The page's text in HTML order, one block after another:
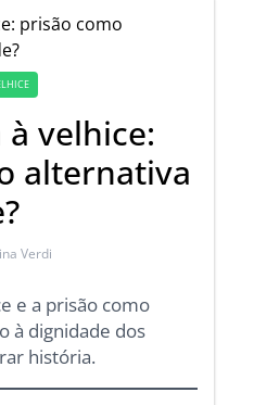
velhice:
alternativa
Verdi
e a prisão como
à dignidade dos
história.